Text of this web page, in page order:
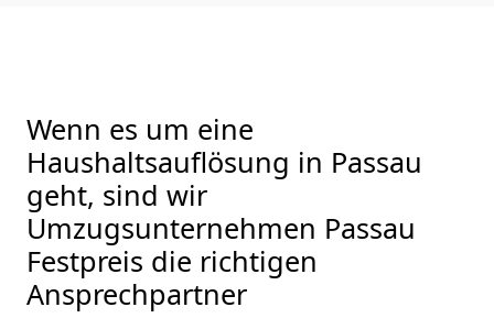
Wenn es um eine
Haushaltsauflösung in Passau
geht, sind wir
Umzugsunternehmen Passau
Festpreis die richtigen
Ansprechpartner